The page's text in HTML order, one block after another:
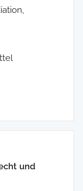
und